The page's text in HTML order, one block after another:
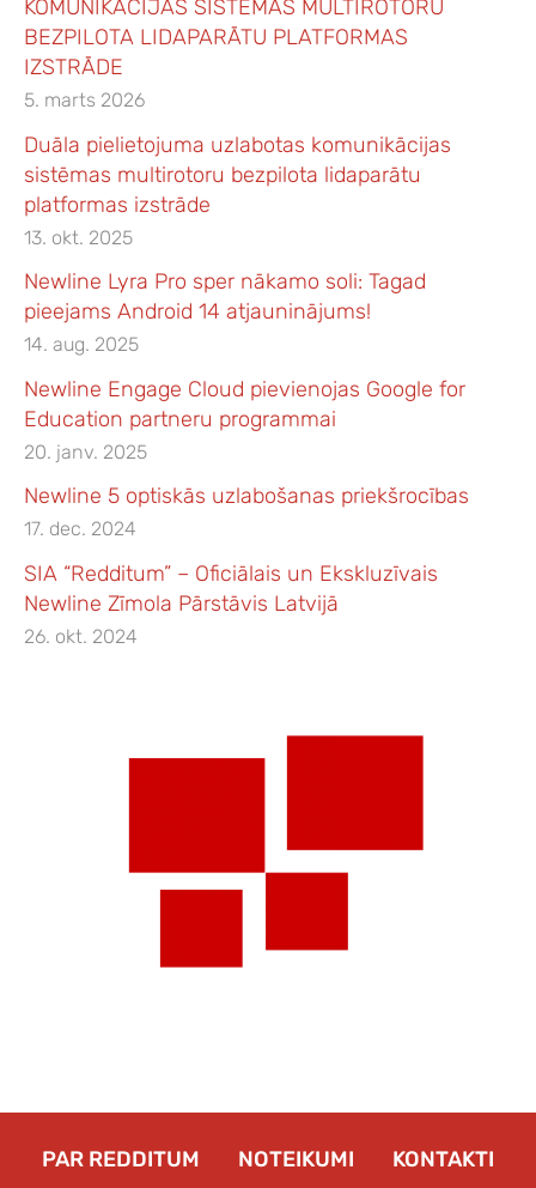
KOMUNIKĀCIJAS SISTĒMAS MULTIROTORU
BEZPILOTA LIDAPARĀTU PLATFORMAS
IZSTRĀDE
5. marts 2026
Duāla pielietojuma uzlabotas komunikācijas
sistēmas multirotoru bezpilota lidaparātu
platformas izstrāde
13. okt. 2025
Newline Lyra Pro sper nākamo soli: Tagad
pieejams Android 14 atjauninājums!
14. aug. 2025
Newline Engage Cloud pievienojas Google for
Education partneru programmai
20. janv. 2025
Newline 5 optiskās uzlabošanas priekšrocības
17. dec. 2024
SIA “Redditum” – Oficiālais un Ekskluzīvais
Newline Zīmola Pārstāvis Latvijā
26. okt. 2024
PAR REDDITUM NOTEIKUMI KONTAKTI